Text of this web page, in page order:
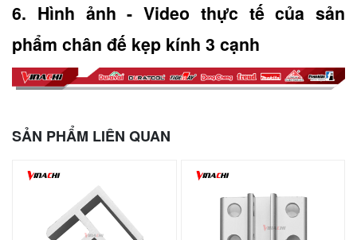
6. Hình ảnh - Video thực tế của sản
phẩm chân đế kẹp kính 3 cạnh
SẢN PHẨM LIÊN QUAN